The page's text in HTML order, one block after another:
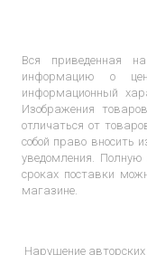
Вся приведенная
информацию о
информационный
Изображения
отличаться от
собой право вносить
уведомления.
сроках поставки
магазине.
Нарушение